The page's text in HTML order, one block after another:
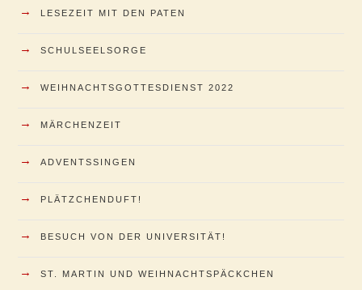
→ LESEZEIT MIT DEN PATEN
→ SCHULSEELSORGE
→ WEIHNACHTSGOTTESDIENST 2022
→ MÄRCHENZEIT
→ ADVENTSSINGEN
→ PLÄTZCHENDUFT!
→ BESUCH VON DER UNIVERSITÄT!
→ ST. MARTIN UND WEIHNACHTSPÄCKCHEN